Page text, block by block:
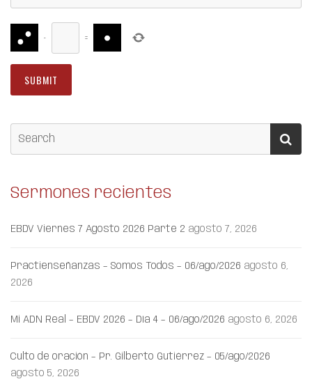
− =
Sermones recientes
EBDV Viernes 7 Agosto 2026 Parte 2 agosto 7, 2026
Practienseñanzas – Somos Todos – 06/ago/2026 agosto 6,
2026
Mi ADN Real – EBDV 2026 – Día 4 – 06/ago/2026 agosto 6, 2026
Culto de oración – Pr. Gilberto Gutiérrez – 05/ago/2026
agosto 5, 2026